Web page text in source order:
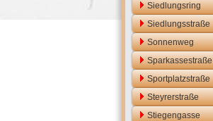
Siedlungsring
Siedlungsstraße
Sonnenweg
Sparkassestraße
Sportplatzstraße
Steyrerstraße
Stiegengasse